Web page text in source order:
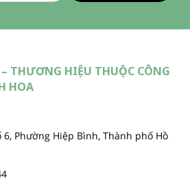
– THƯƠNG HIỆU THUỘC CÔNG
HOA
Phường Hiệp Bình, Thành phố Hồ